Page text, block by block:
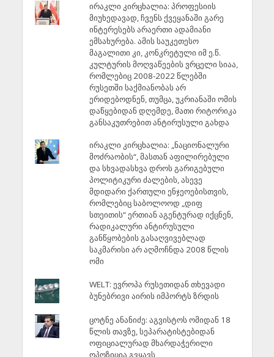
ირაკლი კირცხალია: პროფესიის
მიუხედავად, ჩვენს ქვეყანაში გარე
ინტერესებს არაერთი ადამიანი
ემსახურება. ამის საუკეთესო
მაგალითი კი, კონკრეტული იმ ე.წ.
კულტურის მოღვაწეების ვრცელი სიაა,
რომლებიც 2008-2022 წლებში
რუსეთში საქმიანობას არ
ერიდებოდნენ, თუმცა, უკრიანაში ომის
დაწყებიდან დღემდე, მათი რიტორიკა
განსაკუთრებით ანტირუსული გახდა
ირაკლი კირცხალია: „ნაციონალური
მოძრაობის“, მასთან აფილირებული
და სხვადასხვა დროს გარიგებული
პოლიტიკური ძალების, ასევე
მდიდარი ქართული ენჯეოებისთვის,
რომლებიც საბოლოოდ „დიფ
სთეითის“ ერთიან აგენტურად იქცნენ,
რადიკალური ანტირუსული
განწყობების გასაღვივებლად
საკმარისი არ აღმოჩნდა 2008 წლის
ომი
WELT: ევროპა რუსეთიდან თხევადი
ბუნებრივი აირის იმპორტს ზრდის
ცოტნე ანანიძე: აგვისტოს ომიდან 18
წლის თავზე, სეპარატისტებიდან
ოფიციალურად მხარდაჭერილი
ოპოზიცია გვყავს